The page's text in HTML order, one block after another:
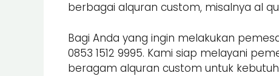
berbagai alquran custom, misalnya al
Bagi Anda yang ingin melakukan
0853 1512 9995. Kami siap melayani
beragam alquran custom untuk